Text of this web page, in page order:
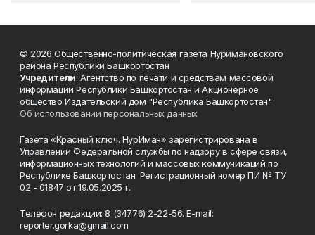
© 2026 Общественно-политическая газета Нуримановского
района Республики Башкортостан
Учредители: Агентство по печати и средствам массовой
информации Республики Башкортостан и Акционерное
общество Издательский дом "Республика Башкортостан"
Об использовании персональных данных
Газета «Красный ключ. НурИман» зарегистрирована в
Управлении Федеральной службы по надзору в сфере связи,
информационных технологий и массовых коммуникаций по
Республике Башкортостан. Регистрационный номер ПИ № ТУ
02 - 01847 от 19.05.2025 г.
Телефон редакции: 8 (34776) 2-22-56. E-mail:
reporter.gorka@gmail.com